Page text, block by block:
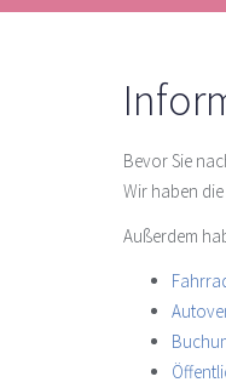
Bevor Sie
Wir haben
Außerdem